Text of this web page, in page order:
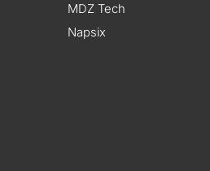
MDZ Tech
Napsix